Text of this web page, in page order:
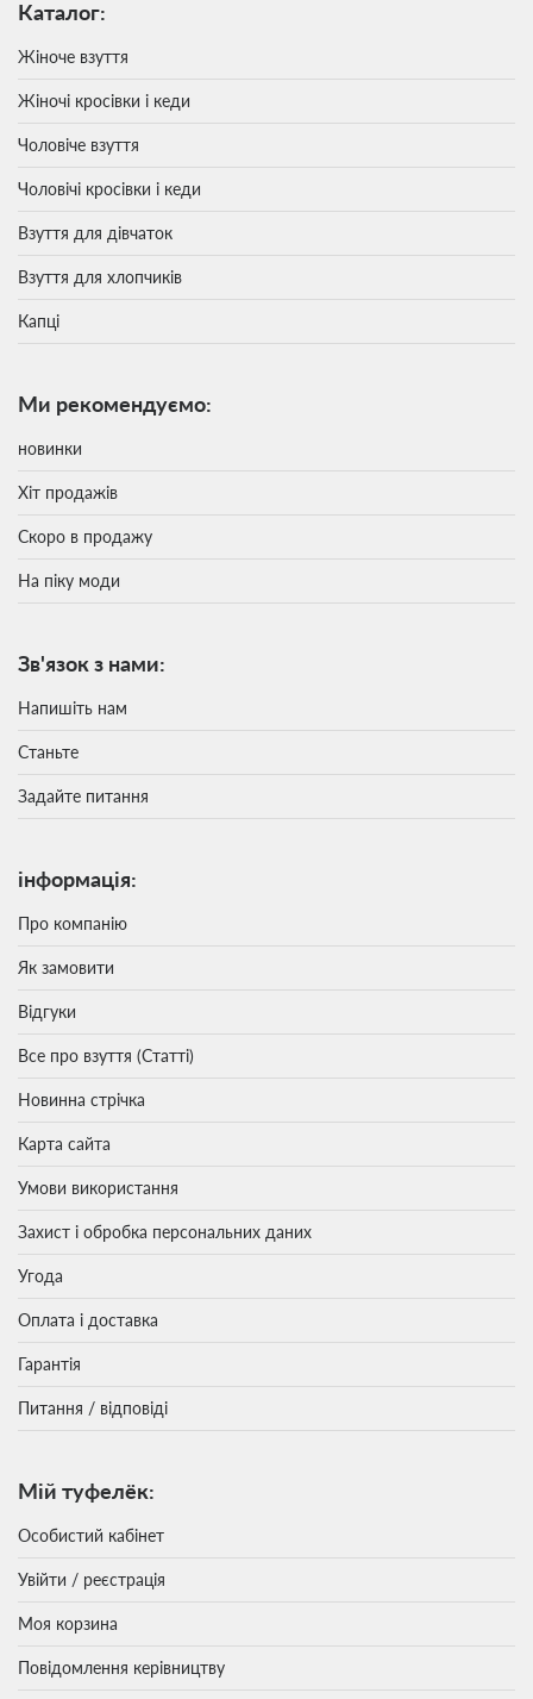
Каталог:
Жіноче взуття
Жіночі кросівки і кеди
Чоловіче взуття
Чоловічі кросівки і кеди
Взуття для дівчаток
Взуття для хлопчиків
Капці
Ми рекомендуємо:
новинки
Хіт продажів
Скоро в продажу
На піку моди
Зв'язок з нами:
Напишіть нам
Станьте
Задайте питання
інформація:
Про компанію
Як замовити
Відгуки
Все про взуття (Статті)
Новинна стрічка
Карта сайта
Умови використання
Захист і обробка персональних даних
Угода
Оплата і доставка
Гарантія
Питання / відповіді
Мій туфелёк:
Особистий кабінет
Увійти / реєстрація
Моя корзина
Повідомлення керівництву